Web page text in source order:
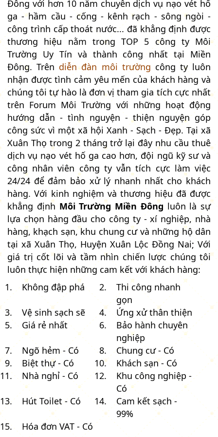
Đông với hơn 10 năm chuyên dịch vụ nạo vét hố
ga - hầm cầu - cống - kênh rạch - sông ngòi -
công trình cấp thoát nước... đã khẳng định được
thương hiệu nằm trong TOP 5 công ty Môi
Trường Uy Tín và thành công nhất tại Miền
Đông. Trên diễn đàn môi trường công ty luôn
nhận được tình cảm yêu mến của khách hàng và
chúng tôi tự hào là đơn vị tham gia tích cực nhất
trên Forum Môi Trường với những hoạt động
hướng dẫn - tình nguyện - thiện nguyện góp
công sức vì một xã hội Xanh - Sạch - Đẹp. Tại xã
Xuân Thọ trong 2 tháng trở lại đây nhu cầu thuê
dịch vụ nạo vét hố ga cao hơn, đội ngũ kỹ sư và
công nhân viên công ty vẫn tích cực làm việc
24/24 để đảm bảo xử lý nhanh nhất cho khách
hàng. Với kinh nghiệm và thương hiệu đã được
khẳng định Môi Trường Miền Đông luôn là sự
lựa chọn hàng đầu cho công ty - xí nghiệp, nhà
hàng, khạch sạn, khu chung cư và những hộ dân
tại xã Xuân Thọ, Huyện Xuân Lộc Đồng Nai; Với
giá trị cốt lõi và tầm nhìn chiến lược chúng tôi
luôn thực hiện những cam kết với khách hàng:
Không đập phá
Thi công nhanh
gọn
Vệ sinh sạch sẽ
Ứng xử thân thiện
Giá rẻ nhất
Bảo hành chuyên
nghiệp
Ngõ hẻm - Có
Chung cư - Có
Biệt thự - Có
Khách sạn - Có
Nhà nghỉ - Có
Khu công nghiệp -
Có
Hút Toilet - Có
Cam kết sạch -
99%
Hóa đơn VAT - Có